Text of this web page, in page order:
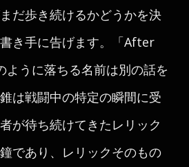
だ歩き続けるかどうかを決
き手に告げます。「After
うに落ちる名前は別の話を
は戦闘中の特定の瞬間に受
が待ち続けてきたレリック
であり、レリックそのもの